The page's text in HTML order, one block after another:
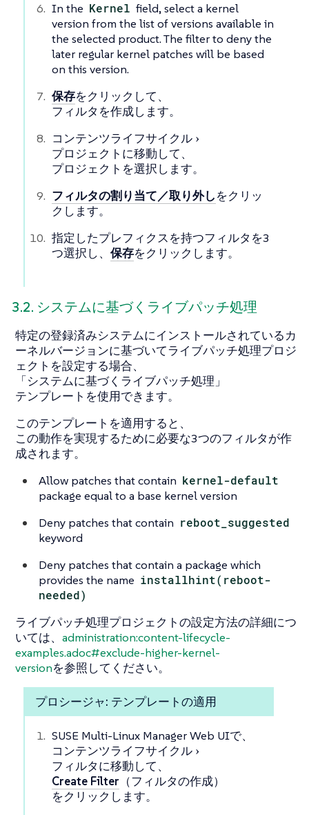
In the Kernel field, select a kernel
version from the list of versions available in
the selected product. The filter to deny the
later regular kernel patches will be based
on this version.
保存をクリックして、
フィルタを作成します。
コンテンツライフサイクル
プロジェクト に移動して、
プロジェクトを選択します。
フィルタの割り当て／取り外しをクリッ
クします。
指定したプレフィクスを持つフィルタを3
つ選択し、 保存をクリックします。
3.2. システムに基づくライブパッチ処理
特定の登録済みシステムにインストールされているカ
ーネルバージョンに基づいてライブパッチ処理プロジ
ェクトを設定する場合、
「システムに基づくライブパッチ処理」
テンプレートを使用できます。
このテンプレートを適用すると、
この動作を実現するために必要な3つのフィルタが作
成されます。
Allow patches that contain kernel-default
package equal to a base kernel version
Deny patches that contain reboot_suggested
keyword
Deny patches that contain a package which
provides the name installhint(reboot-
needed)
ライブパッチ処理プロジェクトの設定方法の詳細につ
いては、 administration:content-lifecycle-
examples.adoc#exclude-higher-kernel-
versionを参照してください。
プロシージャ: テンプレートの適用
SUSE Multi-Linux Manager Web UIで、
コンテンツライフサイクル
フィルタに移動して、
Create Filter （フィルタの作成）
をクリックします。